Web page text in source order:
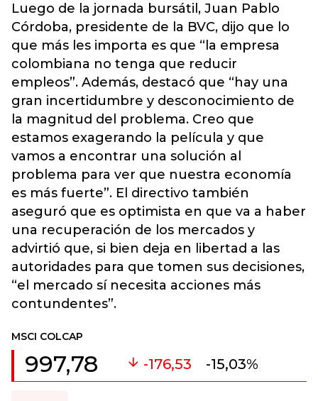
Luego de la jornada bursátil, Juan Pablo
Córdoba, presidente de la BVC, dijo que lo
que más les importa es que “la empresa
colombiana no tenga que reducir
empleos”. Además, destacó que “hay una
gran incertidumbre y desconocimiento de
la magnitud del problema. Creo que
estamos exagerando la película y que
vamos a encontrar una solución al
problema para ver que nuestra economía
es más fuerte”. El directivo también
aseguró que es optimista en que va a haber
una recuperación de los mercados y
advirtió que, si bien deja en libertad a las
autoridades para que tomen sus decisiones,
“el mercado sí necesita acciones más
contundentes”.